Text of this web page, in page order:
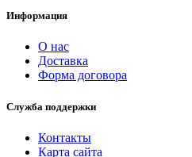
Информация
О нас
Доставка
Форма договора
Служба поддержки
Контакты
Карта сайта